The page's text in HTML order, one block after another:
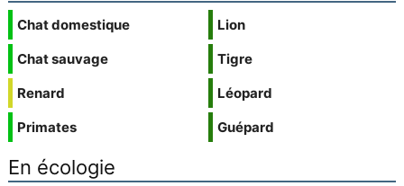
Chat domestique
Chat sauvage
Renard
Primates
Lion
Tigre
Léopard
Guépard
En écologie